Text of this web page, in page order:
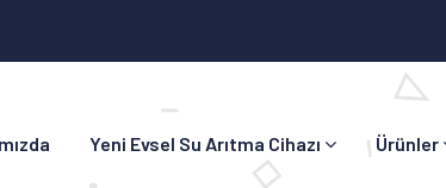
Yeni Evsel Su Arıtma Cihazı Ürünler